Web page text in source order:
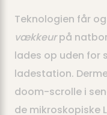
Teknologien får
vækkeurpå
lades op uden for
ladestation.
doom-scrolle i
de mikroskopiske